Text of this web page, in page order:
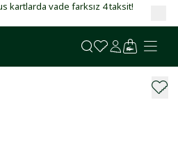
kartlarda vade farksız 4 taksit!